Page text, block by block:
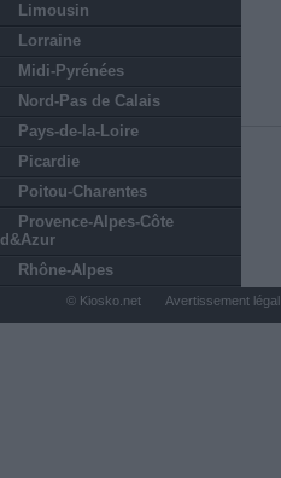
Limousin
Lorraine
Midi-Pyrénées
Nord-Pas de Calais
Pays-de-la-Loire
Picardie
Poitou-Charentes
Provence-Alpes-Côte
d&Azur
Rhône-Alpes
© Kiosko.net Avertissement légal